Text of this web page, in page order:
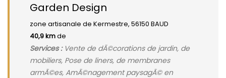
Garden Design
zone artisanale de Kermestre, 56150 BAUD
40,9 kmde
Services :Vente de dÃ©corations de jardin, de
mobiliers, Pose de liners, de membranes
armÃ©es, AmÃ©nagement paysagÃ© en